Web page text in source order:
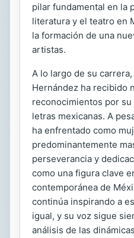
pilar fundamental en la
literatura y el teatro en
la formación de una
artistas.
A lo largo de su
Hernández ha recibido
reconocimientos por
letras mexicanas. A
ha enfrentado como
predominantemente
perseverancia y
como una figura clave
contemporánea de
continúa inspirando a
igual, y su voz sigue
análisis de las